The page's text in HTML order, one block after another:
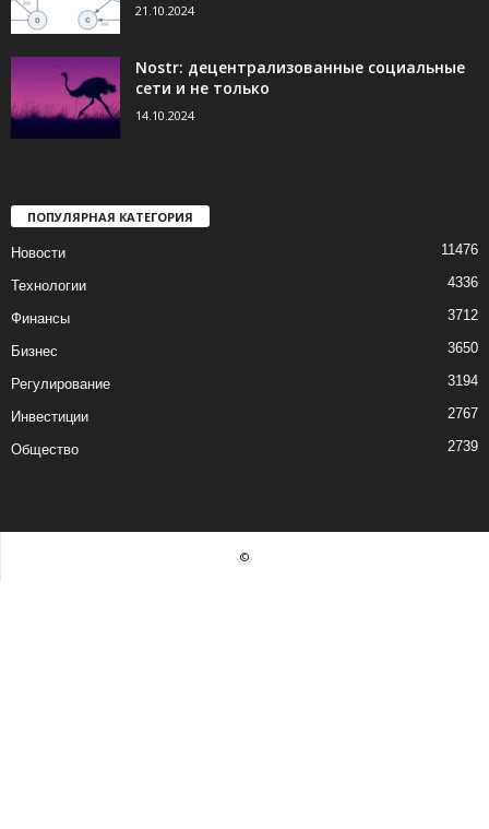
21.10.2024
Nostr: децентрализованные социальные
сети и не только
14.10.2024
ПОПУЛЯРНАЯ КАТЕГОРИЯ
Новости 11476
Технологии 4336
Финансы 3712
Бизнес 3650
Регулирование 3194
Инвестиции 2767
Общество 2739
©